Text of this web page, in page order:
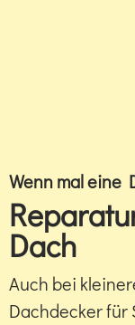
Wenn mal eine
Dach
Auch bei
Dachdecker für